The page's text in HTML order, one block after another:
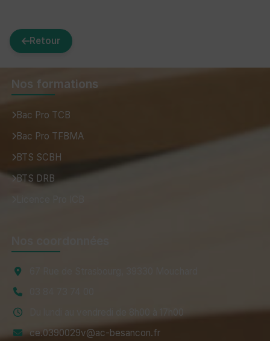
Retour
Nos formations
Bac Pro TCB
Bac Pro TFBMA
BTS SCBH
BTS DRB
Du lundi au vendredi de 8h00 à 17h00
ce.0390029v@ac-besancon.fr